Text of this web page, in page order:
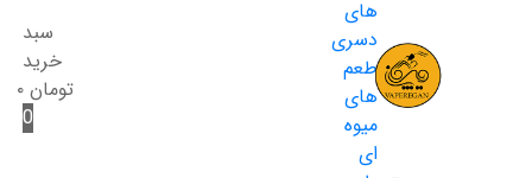
های
دسری
طعم
های
میوه
ای
سبد
خرید
تومان ۰
0